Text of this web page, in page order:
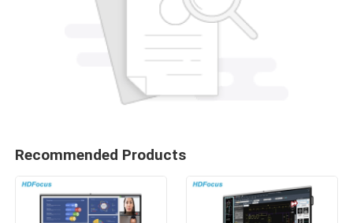
Recommended Products